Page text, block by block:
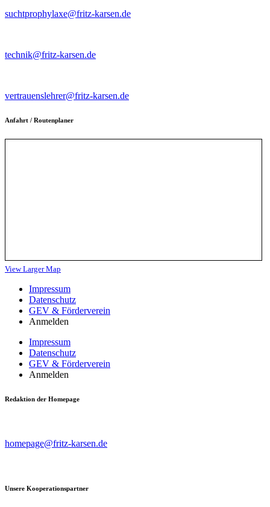
suchtprophylaxe@fritz-karsen.de
technik@fritz-karsen.de
vertrauenslehrer@fritz-karsen.de
Anfahrt / Routenplaner
View Larger Map
Impressum
Datenschutz
GEV & Förderverein
Anmelden
Impressum
Datenschutz
GEV & Förderverein
Anmelden
Redaktion der Homepage
homepage@fritz-karsen.de
Unsere Kooperationspartner